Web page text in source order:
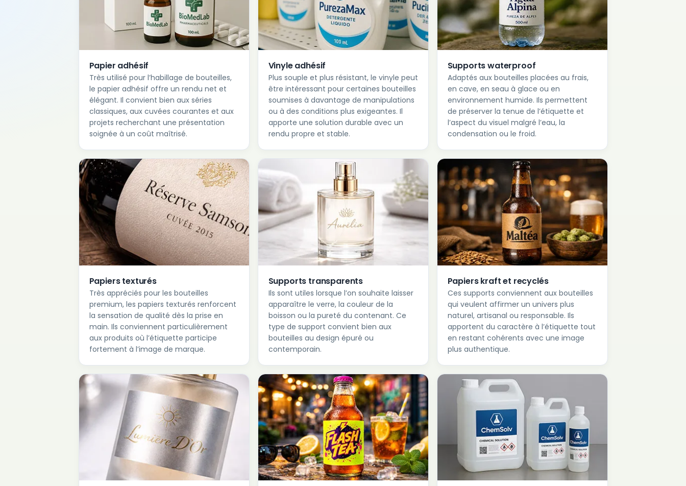
Papier adhésif
Très utilisé pour l’habillage de bouteilles,
le papier adhésif offre un rendu net et
élégant. Il convient bien aux séries
classiques, aux cuvées courantes et aux
projets recherchant une présentation
soignée à un coût maîtrisé.
Vinyle adhésif
Plus souple et plus résistant, le vinyle peut
être intéressant pour certaines bouteilles
soumises à davantage de manipulations
ou à des conditions plus exigeantes. Il
apporte une solution durable avec un
rendu propre et stable.
Supports waterproof
Adaptés aux bouteilles placées au frais,
en cave, en seau à glace ou en
environnement humide. Ils permettent
de préserver la tenue de l’étiquette et
l’aspect du visuel malgré l’eau, la
condensation ou le froid.
Papiers texturés
Très appréciés pour les bouteilles
premium, les papiers texturés renforcent
la sensation de qualité dès la prise en
main. Ils conviennent particulièrement
aux produits où l’étiquette participe
fortement à l’image de marque.
Supports transparents
Ils sont utiles lorsque l’on souhaite laisser
apparaître le verre, la couleur de la
boisson ou la pureté du contenant. Ce
type de support convient bien aux
bouteilles au design épuré ou
contemporain.
Papiers kraft et recyclés
Ces supports conviennent aux bouteilles
qui veulent affirmer un univers plus
naturel, artisanal ou responsable. Ils
apportent du caractère à l’étiquette tout
en restant cohérents avec une image
plus authentique.